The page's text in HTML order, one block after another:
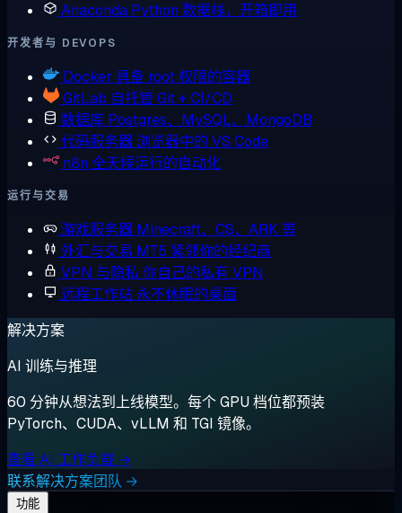
Anaconda Python 数据栈，开箱即用
开发者与 DEVOPS
Docker 具备 root 权限的容器
GitLab 自托管 Git + CI/CD
数据库 Postgres、MySQL、MongoDB
代码服务器 浏览器中的 VS Code
n8n 全天候运行的自动化
运行与交易
游戏服务器 Minecraft、CS、ARK 等
外汇与交易 MT5 紧邻你的经纪商
VPN 与隐私 你自己的私有 VPN
远程工作站 永不休眠的桌面
解决方案
AI 训练与推理
60 分钟从想法到上线模型。每个 GPU 档位都预装
PyTorch、CUDA、vLLM 和 TGI 镜像。
查看 AI 工作负载 →
联系解决方案团队 →